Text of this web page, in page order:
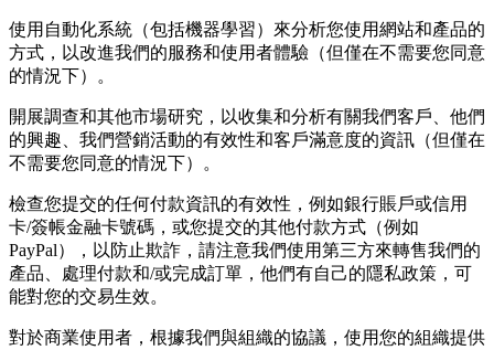
使用自動化系統（包括機器學習）來分析您使用網站和產品的
方式，以改進我們的服務和使用者體驗（但僅在不需要您同意
的情況下）。
開展調查和其他市場研究，以收集和分析有關我們客戶、他們
的興趣、我們營銷活動的有效性和客戶滿意度的資訊（但僅在
不需要您同意的情況下）。
檢查您提交的任何付款資訊的有效性，例如銀行賬戶或信用
卡/簽帳金融卡號碼，或您提交的其他付款方式（例如
PayPal），以防止欺詐，請注意我們使用第三方來轉售我們的
產品、處理付款和/或完成訂單，他們有自己的隱私政策，可
能對您的交易生效。
對於商業使用者，根據我們與組織的協議，使用您的組織提供